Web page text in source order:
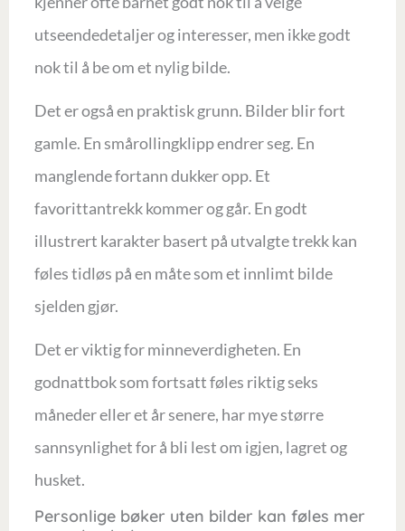
utseendedetaljer og interesser, men ikke godt
nok til å be om et nylig bilde.
Det er også en praktisk grunn. Bilder blir fort
gamle. En smårollingklipp endrer seg. En
manglende fortann dukker opp. Et
favorittantrekk kommer og går. En godt
illustrert karakter basert på utvalgte trekk kan
føles tidløs på en måte som et innlimt bilde
sjelden gjør.
Det er viktig for minneverdigheten. En
godnattbok som fortsatt føles riktig seks
måneder eller et år senere, har mye større
sannsynlighet for å bli lest om igjen, lagret og
husket.
Personlige bøker uten bilder kan føles mer